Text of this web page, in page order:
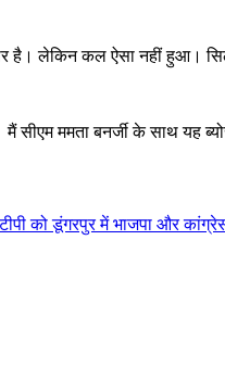
है। लेकिन कल ऐसा नहीं हुआ।
ममता बनर्जी के साथ यह
को डूंगरपुर में भाजपा और